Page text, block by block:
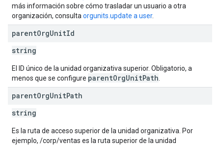
más información sobre cómo trasladar un usuario a otra
organización, consulta orgunits.update a user.
parentOrgUnitId
string
El ID único de la unidad organizativa superior. Obligatorio, a
menos que se configure parentOrgUnitPath
parentOrgUnitPath
string
Es la ruta de acceso superior de la unidad organizativa. Por
ejemplo, /corp/ventas es la ruta superior de la unidad